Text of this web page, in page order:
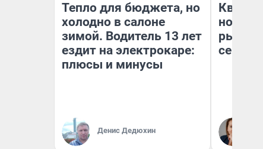
Тепло для бюджета, но
холодно в салоне
зимой. Водитель 13 лет
ездит на электрокаре:
плюсы и минусы
Денис Дедюхин
но
рынок